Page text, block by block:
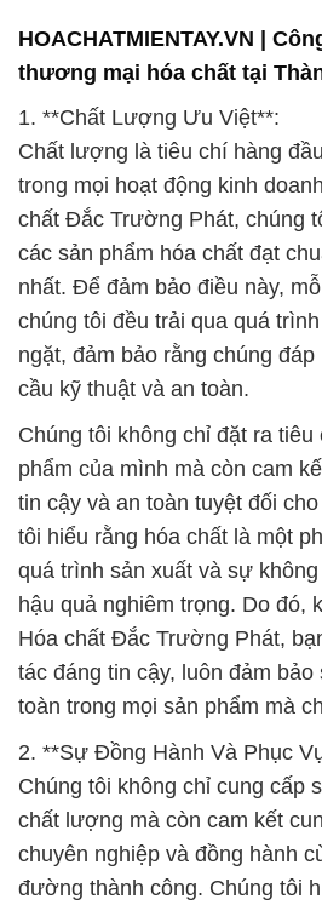
HOACHATMIENTAY.VN |
thương mại hóa chất tại
1. **Chất Lượng Ưu Việt**:
Chất lượng là tiêu chí hàng
trong mọi hoạt động kinh
chất Đắc Trường Phát, chúng
các sản phẩm hóa chất đạt
nhất. Để đảm bảo điều này,
chúng tôi đều trải qua quá
ngặt, đảm bảo rằng chúng
cầu kỹ thuật và an toàn.
Chúng tôi không chỉ đặt ra tiêu
phẩm của mình mà còn cam
tin cậy và an toàn tuyệt đối
tôi hiểu rằng hóa chất là một
quá trình sản xuất và sự
hậu quả nghiêm trọng. Do đó,
Hóa chất Đắc Trường Phát,
tác đáng tin cậy, luôn đảm
toàn trong mọi sản phẩm mà
2. **Sự Đồng Hành Và Phục
Chúng tôi không chỉ cung cấp
chất lượng mà còn cam kết
chuyên nghiệp và đồng hành
đường thành công. Chúng tôi